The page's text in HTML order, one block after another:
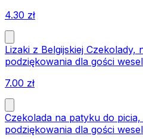
4.30 zł
Lizaki z Belgijskiej Czekolady,
podziękowania dla gości
7.00 zł
Czekolada na patyku do
podziękowania dla gości